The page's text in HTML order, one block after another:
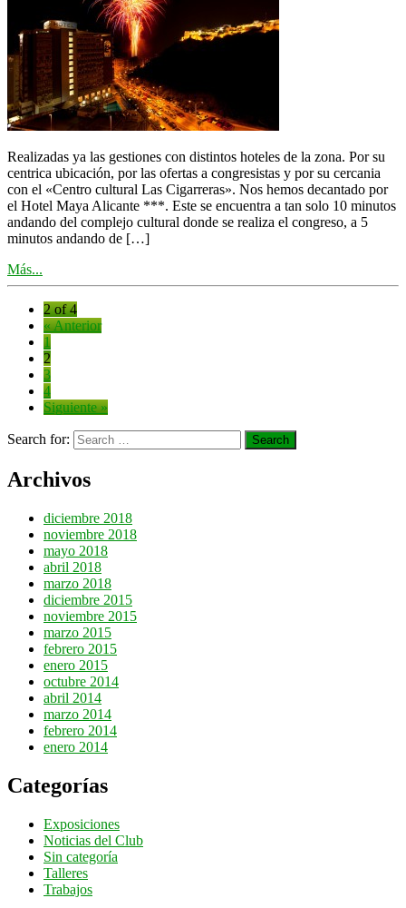
Realizadas ya las gestiones con distintos hoteles de la zona. Por su
centrica ubicación, por las ofertas a congresistas y por su cercania
con el «Centro cultural Las Cigarreras». Nos hemos decantado por
el Hotel Maya Alicante ***. Este se encuentra a tan solo 10 minutos
andando del complejo cultural donde se realiza el congreso, a 5
minutos andando de […]
Más...
2 of 4
« Anterior
1
2
3
4
Siguiente »
Search for:
Archivos
diciembre 2018
noviembre 2018
mayo 2018
abril 2018
marzo 2018
diciembre 2015
noviembre 2015
marzo 2015
febrero 2015
enero 2015
octubre 2014
abril 2014
marzo 2014
febrero 2014
enero 2014
Categorías
Exposiciones
Noticias del Club
Sin categoría
Talleres
Trabajos